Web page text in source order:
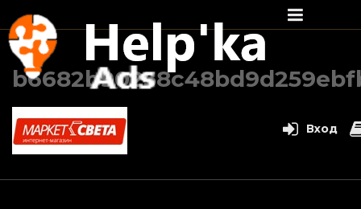
Перейти
содержимому
Вход